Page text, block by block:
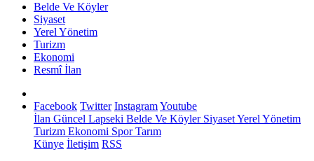
Belde Ve Köyler
Siyaset
Yerel Yönetim
Turizm
Ekonomi
Resmî İlan
Facebook Twitter InstagramYoutube
İlan Güncel Lapseki Belde Ve KöylerSiyasetYerel Yönetim
Turizm Ekonomi SporTarım
Künye İletişim RSS